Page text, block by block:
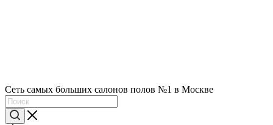
Сеть самых больших салонов полов №1 в Москве